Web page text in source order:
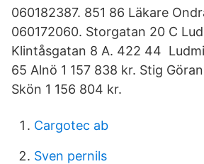
060182387. 851 86 Läkare
060172060. Storgatan 20 C
Klintåsgatan 8 A. 422 44
65 Alnö 1 157 838 kr. Stig
Skön 1 156 804 kr.
Cargotec ab
Sven pernils